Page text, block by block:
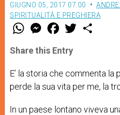
GIUGNO 05, 2017 07:00
SPIRITUALITÀ E PREGHIERA
W
t
s
p
p
M
e
s
e
g
e
r
F
a
e
b
o
k
w
r
Share this Entry
E’ la storia che commenta la
perde la sua vita per me, la
In un paese lontano viveva